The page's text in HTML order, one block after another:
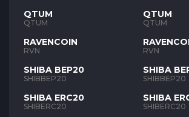
QTUM
QTUM
RAVENCOIN
RVN
SHIBA BEP20
SHIBBEP20
SHIBA ERC20
SHIBERC20
QTUM
QTUM
RVN
SHIBA
SHIBBEP20
SHIBA
SHIBERC20